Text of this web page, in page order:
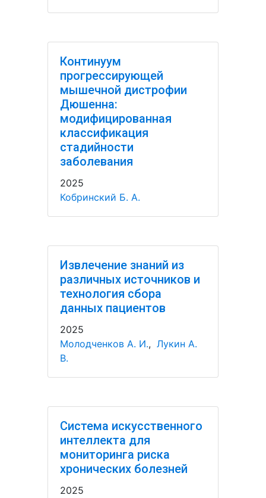
Континуум
прогрессирующей
мышечной дистрофии
Дюшенна:
модифицированная
классификация
стадийности
заболевания
2025
Кобринский Б. А.
Извлечение знаний из
различных источников и
технология сбора
данных пациентов
2025
Молодченков А. И., Лукин А.
В.
Система искусственного
интеллекта для
мониторинга риска
хронических болезней
2025